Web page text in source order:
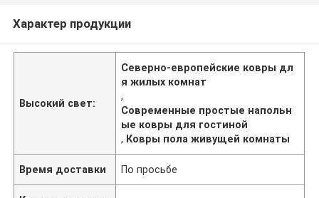
Характер продукции
Высокий свет:
Северно-европейские ковры дл
я жилых комнат
,
Современные простые напольн
ые ковры для гостиной
, Ковры пола живущей комнаты
Время доставки По просьбе